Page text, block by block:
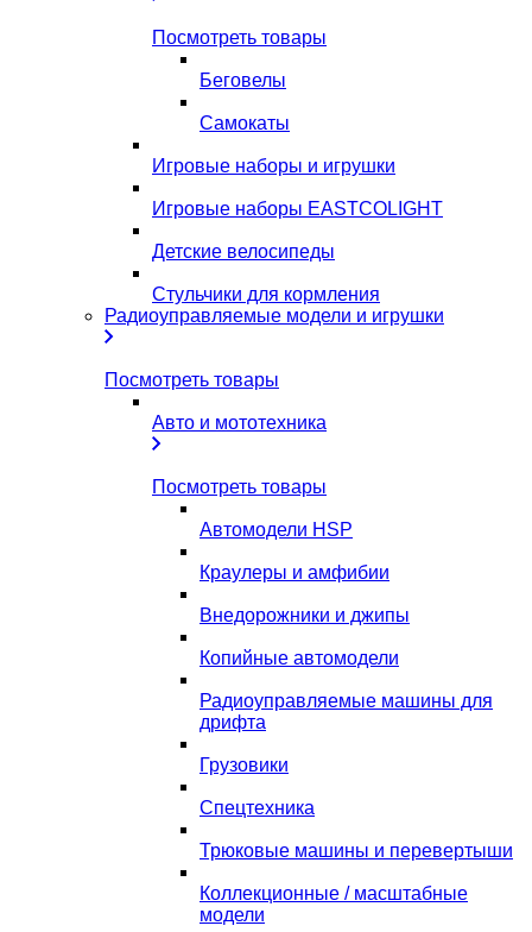
Посмотреть товары
Беговелы
Самокаты
Игровые наборы и игрушки
Игровые наборы EASTCOLIGHT
Детские велосипеды
Стульчики для кормления
Радиоуправляемые модели и игрушки
Посмотреть товары
Авто и мототехника
Посмотреть товары
Автомодели HSP
Краулеры и амфибии
Внедорожники и джипы
Копийные автомодели
Радиоуправляемые машины для
дрифта
Грузовики
Спецтехника
Трюковые машины и перевертыши
Коллекционные / масштабные
модели